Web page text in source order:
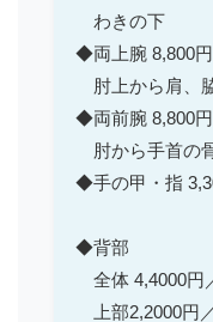
わきの下
◆両上腕 8,800
肘上から肩、
◆両前腕 8,800
肘から手首の
◆手の甲・指
◆背部
全体 4,4000円
上部2,2000円